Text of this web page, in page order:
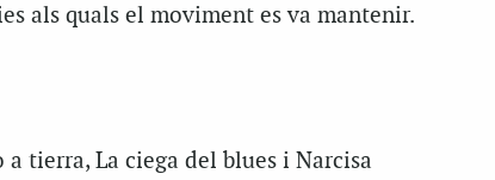
als quals el moviment es va mantenir.
tierra, La ciega del blues i Narcisa